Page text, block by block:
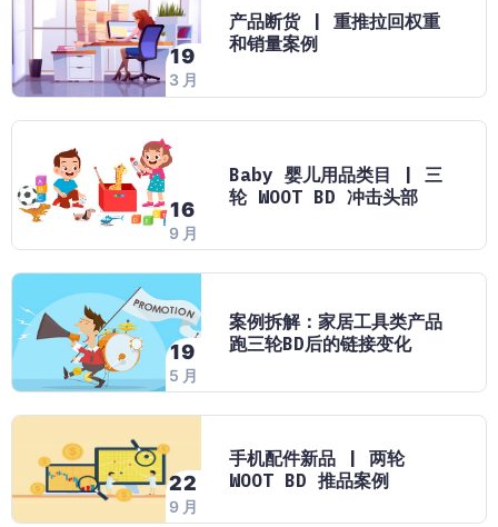
19
3 月
产品断货 | 重推拉回权重
和销量案例
16
9 月
Baby 婴儿用品类目 | 三
轮 WOOT BD 冲击头部
19
5 月
案例拆解：家居工具类产品
跑三轮BD后的链接变化
22
9 月
手机配件新品 | 两轮
WOOT BD 推品案例